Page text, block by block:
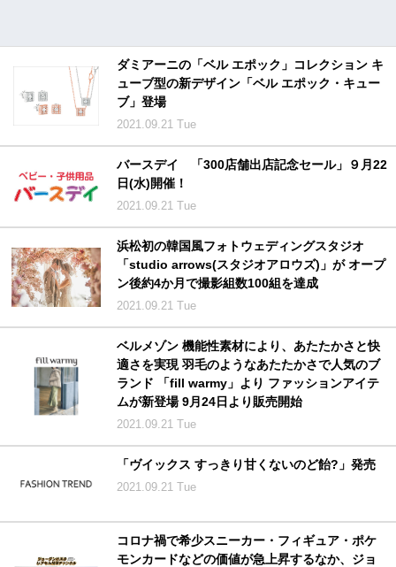
ダミアーニの「ベル エポック」コレクション キ
ューブ型の新デザイン「ベル エポック・キュー
ブ」登場
2021.09.21 Tue
バースデイ 「300店舗出店記念セール」９月22
日(水)開催！
2021.09.21 Tue
浜松初の韓国風フォトウェディングスタジオ
「studio arrows(スタジオアロウズ)」が オープ
ン後約4か月で撮影組数100組を達成
2021.09.21 Tue
ベルメゾン 機能性素材により、あたたかさと快
適さを実現 羽毛のようなあたたかさで人気のブ
ランド 「fill warmy」より ファッションアイテ
ムが新登場 9月24日より販売開始
2021.09.21 Tue
「ヴイックス すっきり甘くないのど飴?」発売
2021.09.21 Tue
コロナ禍で希少スニーカー・フィギュア・ポケ
モンカードなどの価値が急上昇するなか、ジョ